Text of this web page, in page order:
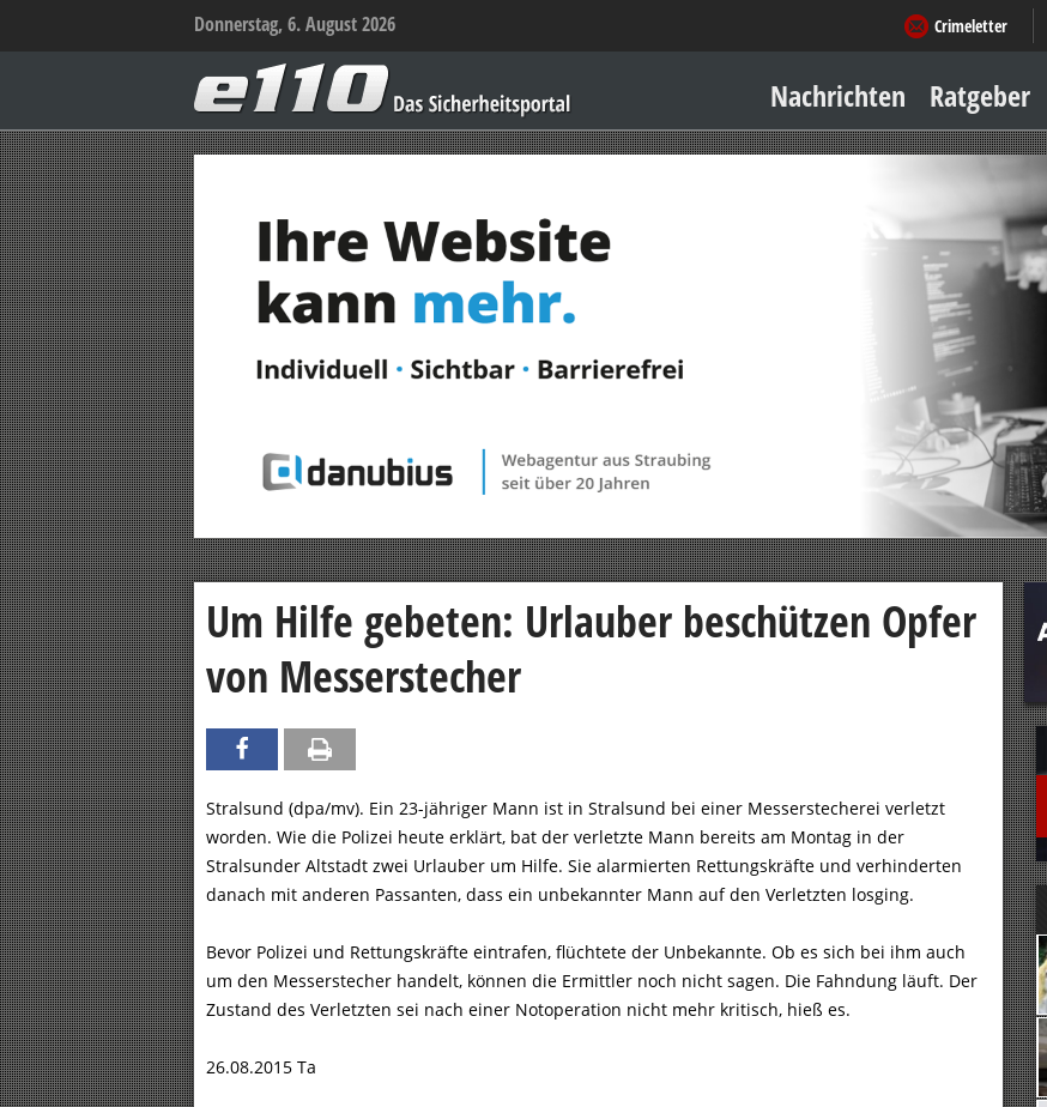
Donnerstag, 6. August 2026 Crimeletter
–
Das
Sicherheitsportal
Nachrichten Ratgeber
Sicher zu Hause
Geld & Einkauf
Amore & mehr
Mobiles Leben
Arbeitsleben
Um Hilfe gebeten: Urlauber beschützen Opfer
von Messerstecher
Stralsund (dpa/mv). Ein 23-jähriger Mann ist in Stralsund bei einer Messerstecherei verletzt
worden. Wie die Polizei heute erklärt, bat der verletzte Mann bereits am Montag in der
Stralsunder Altstadt zwei Urlauber um Hilfe. Sie alarmierten Rettungskräfte und verhinderten
danach mit anderen Passanten, dass ein unbekannter Mann auf den Verletzten losging.
Bevor Polizei und Rettungskräfte eintrafen, flüchtete der Unbekannte. Ob es sich bei ihm auch
um den Messerstecher handelt, können die Ermittler noch nicht sagen. Die Fahndung läuft. Der
Zustand des Verletzten sei nach einer Notoperation nicht mehr kritisch, hieß es.
26.08.2015 Ta